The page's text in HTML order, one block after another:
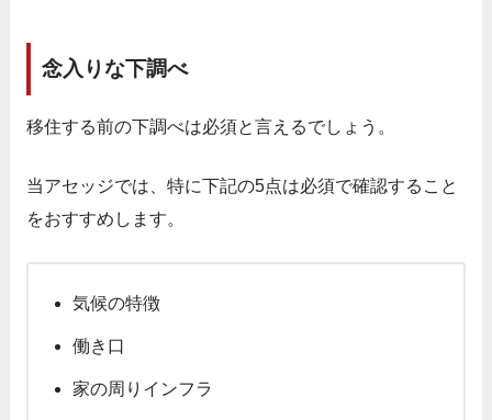
念入りな下調べ
移住する前の下調べは必須と言えるでしょう。
当アセッジでは、特に下記の5点は必須で確認すること
をおすすめします。
気候の特徴
働き口
家の周りインフラ